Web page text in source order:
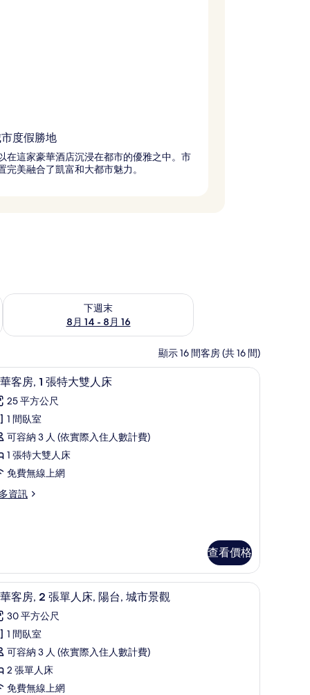
度假勝地
在這家豪華酒店沉浸在都市的優雅之中。市
完美融合了凱富和大都市魅力。
下週末
8月 14 - 8月 16
查看下週末 (8月 14 - 8月 16) 的供應情況
顯示 16 間客房 (共 16 間)
電工作空間 低過敏寢具、迷你吧、客房內保險箱、筆電工
5 客房, 1 張特大雙人床
25 平方公尺
1 間臥室
可容納 3 人 (依實際入住人數計費)
1 張特大雙人床
免費無線上網
資訊
查看價格
| 低過敏寢具、迷你吧、客房內保險箱、筆電工作空間豪華客房, 2 張單人床, 陽台, 城市景觀 | 低過
4客房, 2 張單人床, 陽台, 城市景觀
30 平方公尺
1 間臥室
可容納 3 人 (依實際入住人數計費)
2 張單人床
免費無線上網